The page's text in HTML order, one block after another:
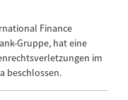
Finance
Gruppe, hat eine
im
beschlossen.